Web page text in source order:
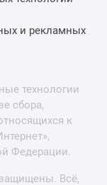
и рекламных
технологии
сбора,
к
Федерации.
Всё,